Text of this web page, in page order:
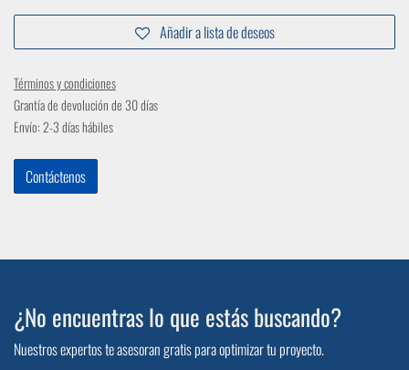
Añadir a lista de deseos
Términos y condiciones
Grantía de devolución de 30 días
Envío: 2-3 días hábiles
Contáctenos
¿No encuentras lo que estás buscando?
Nuestros expertos te asesoran gratis para optimizar tu proyecto.